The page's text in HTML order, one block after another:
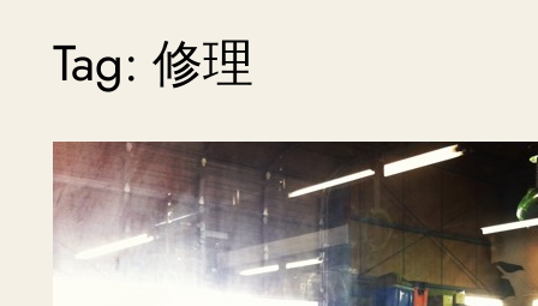
Tag: 修理